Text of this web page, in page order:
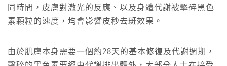
同時間，皮膚對激光的反應、以及身體代謝被擊碎黑色
素顆粒的速度，均會影響皮秒去斑效果。
由於肌膚本身需要一個約28天的基本修復及代謝週期，